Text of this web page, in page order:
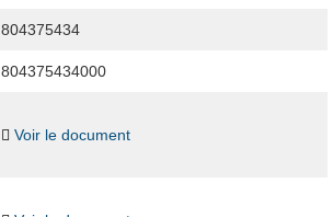
804375434
804375434000
Voir le document